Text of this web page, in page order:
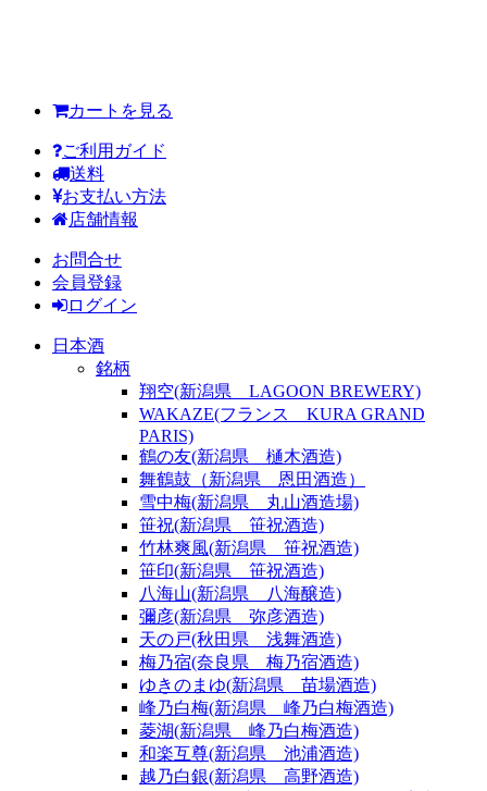
カートを見る
ご利用ガイド
送料
お支払い方法
店舗情報
お問合せ
会員登録
ログイン
日本酒
銘柄
翔空(新潟県 LAGOON BREWERY)
WAKAZE(フランス KURA GRAND
PARIS)
鶴の友(新潟県 樋木酒造)
舞鶴鼓（新潟県 恩田酒造）
雪中梅(新潟県 丸山酒造場)
笹祝(新潟県 笹祝酒造)
竹林爽風(新潟県 笹祝酒造)
笹印(新潟県 笹祝酒造)
八海山(新潟県 八海醸造)
彌彦(新潟県 弥彦酒造)
天の戸(秋田県 浅舞酒造)
梅乃宿(奈良県 梅乃宿酒造)
ゆきのまゆ(新潟県 苗場酒造)
峰乃白梅(新潟県 峰乃白梅酒造)
菱湖(新潟県 峰乃白梅酒造)
和楽互尊(新潟県 池浦酒造)
越乃白銀(新潟県 高野酒造)